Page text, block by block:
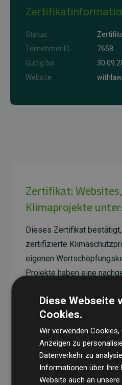
Status
Teilnehmer ID
7658
Gültig bis
Website
Zertifikat:
Klimaprojekte
Dieses Zertifikat
zertifizierte
eigenen
Projekte haben eine
Doppelten der
Website entspricht.
Alle unterstützten
Standardverifiziert und
Anforderungen an
Klimawirkung und
Diese Webseite
Cookies.
Wir verwenden
Anzeigen zu
Datenverkehr zu
Informationen über Ihre
Website auch an unsere